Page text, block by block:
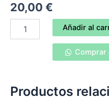
20,00 €
colores
tú
energía
Añadir al
Comprar
Productos